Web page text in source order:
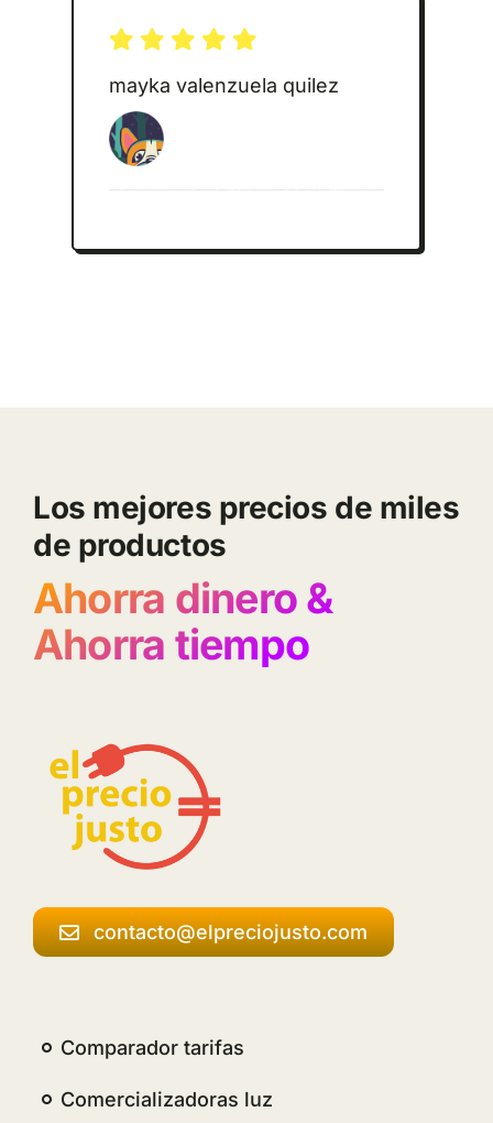
mayka valenzuela quilez
Los mejores precios de miles
de productos
Ahorra dinero &
Ahorra tiempo
contacto@elpreciojusto.com
Comparador tarifas
Comercializadoras luz